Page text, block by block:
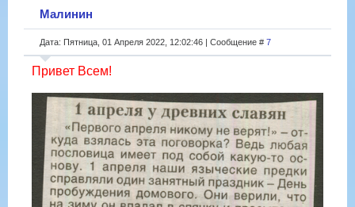
Малинин
Дата: Пятница, 01 Апреля 2022, 12:02:46 | Сообщение # 7
Привет Всем!